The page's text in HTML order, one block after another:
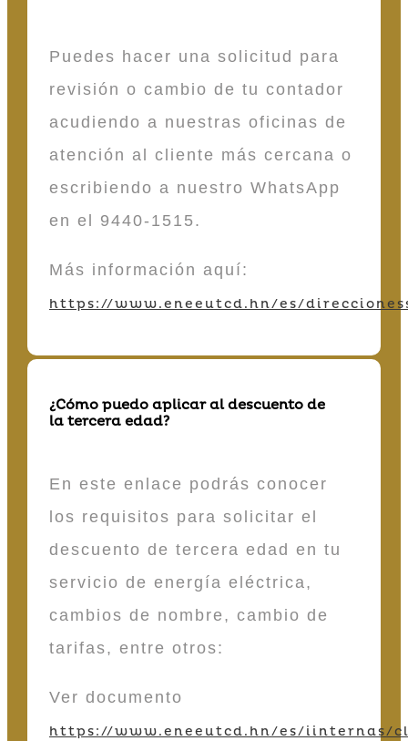
Puedes hacer una solicitud para
revisión o cambio de tu contador
acudiendo a nuestras oficinas de
atención al cliente más cercana o
escribiendo a nuestro WhatsApp
en el 9440-1515.
Más información aquí:
https://www.eneeutcd.hn/es/
¿Cómo puedo aplicar al descuento de
la tercera edad?
En este enlace podrás conocer
los requisitos para solicitar el
descuento de tercera edad en tu
servicio de energía eléctrica,
cambios de nombre, cambio de
tarifas, entre otros:
Ver documento
https://www.eneeutcd.hn/es/iinternas/